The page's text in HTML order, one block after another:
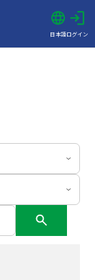
日本語ログイン